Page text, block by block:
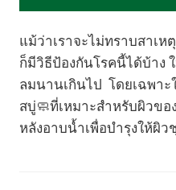
แม้ว่าเราจะไม่ทราบสาเ
ก็มีวิธีป้องกันโรคนี้ได้บ้าง
ลมนานเกินไป โดยเฉพา
สบู่🧼ที่เหมาะสำหรับผิวข
หลังอาบน้ำเพื่อบำรุงให้ผิ